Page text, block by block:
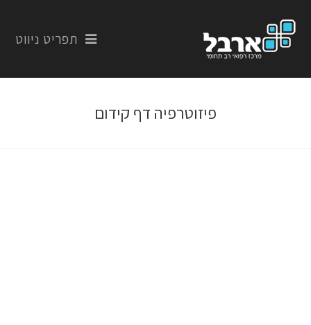
תפריט ניווט
פיזוטרפיה דף קידום